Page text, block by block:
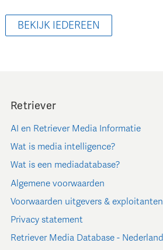
BEKIJK IEDEREEN
Retriever
AI en Retriever Media Informatie
Wat is media intelligence?
Wat is een mediadatabase?
Algemene voorwaarden
Voorwaarden uitgevers & exploitanten
Privacy statement
Retriever Media Database - Nederland